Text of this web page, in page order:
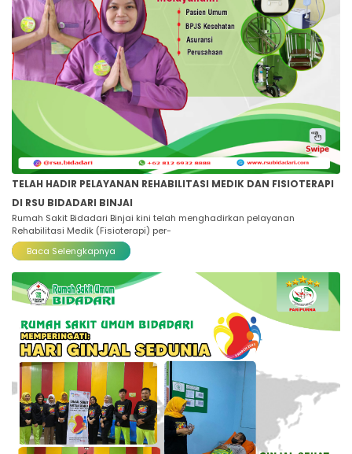
TELAH HADIR PELAYANAN REHABILITASI MEDIK DAN FISIOTERAPI
DI RSU BIDADARI BINJAI
Rumah Sakit Bidadari Binjai kini telah menghadirkan pelayanan
Rehabilitasi Medik (Fisioterapi) per-
Baca Selengkapnya